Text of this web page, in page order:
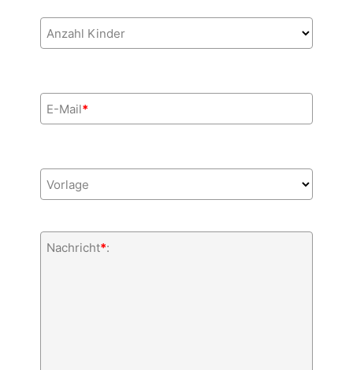
Anzahl Kinder
E-Mail*
Vorlage
Nachricht*: